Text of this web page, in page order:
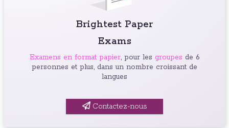
Brightest Paper
Exams
Examens en format papier, pour les groupes de 6
personnes et plus, dans un nombre croissant de
langues
Contactez-nous